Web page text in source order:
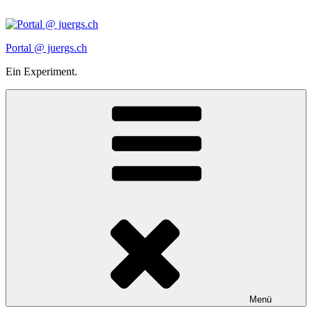
Inhalt
Portal @ juergs.ch
Ein Experiment.
Menü